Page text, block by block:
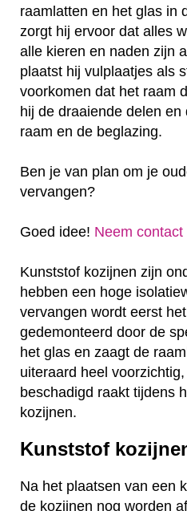
raamlatten en het glas in
zorgt hij ervoor dat alles
alle kieren en naden zijn
plaatst hij vulplaatjes als
voorkomen dat het raam
hij de draaiende delen
raam en de beglazing.
Ben je van plan om je
vervangen?
Goed idee! Neem
Kunststof kozijnen zijn
hebben een hoge
vervangen wordt eerst
gedemonteerd door de
het glas en zaagt de
uiteraard heel
beschadigd raakt tijdens
kozijnen.
Kunststof
Na het plaatsen van een
de kozijnen nog worden